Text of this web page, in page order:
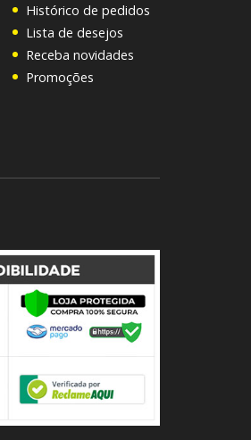
Histórico de pedidos
Lista de desejos
Receba novidades
Promoções